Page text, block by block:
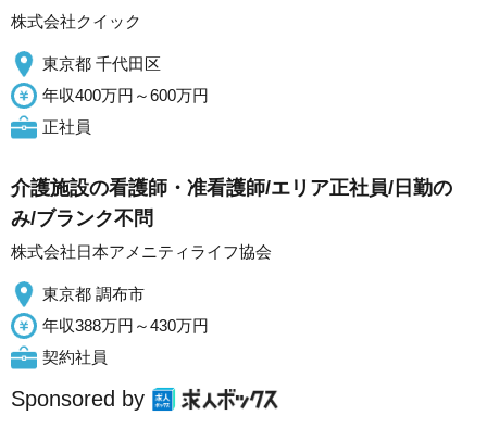
株式会社クイック
東京都 千代田区
年収400万円～600万円
正社員
介護施設の看護師・准看護師/エリア正社員/日勤の
み/ブランク不問
株式会社日本アメニティライフ協会
東京都 調布市
年収388万円～430万円
契約社員
Sponsored by